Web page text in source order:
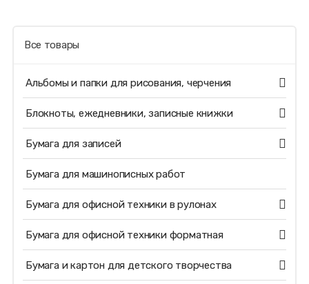
Все товары
Альбомы и папки для рисования, черчения
Блокноты, ежедневники, записные книжки
Бумага для записей
Бумага для машинописных работ
Бумага для офисной техники в рулонах
Бумага для офисной техники форматная
Бумага и картон для детского творчества